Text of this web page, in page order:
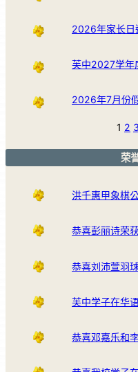
2026年家长日
芙中2027学年
2026年7月份
1 2 3
荣
洪千惠甲象棋
恭喜彭丽诗荣
恭喜刘沛萱羽
芙中学子在华
恭喜邓嘉乐和